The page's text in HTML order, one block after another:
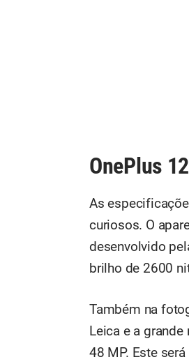
OnePlus
As
curiosos. O
desenvolvido
brilho de 2600
Também na
Leica e a
48 MP. Este